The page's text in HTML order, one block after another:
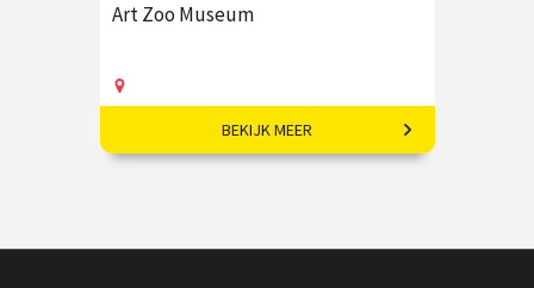
Art Zoo Museum
Waar kunst, ambacht en natuur
samenkomen.
BEKIJK MEER